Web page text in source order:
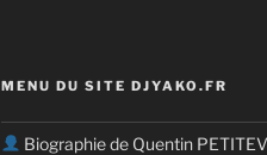
MENU DU SITE DJYAKO.FR
Biographie de Quentin